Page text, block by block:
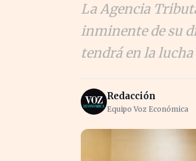
La Agencia
inminente de su
tendrá en la
Redacción
Equipo Voz Económica